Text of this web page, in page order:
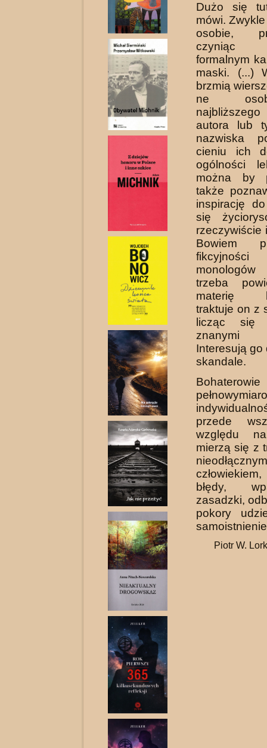
Dużo się
mówi.
osobie,
czyniąc
formalnym
maski. (...)
brzmią
ne
autora lub
nazwiska
cie­niu ich
ogólności
można by
także
inspirację
się
rzeczywiście
Bowiem
fikcyjności
trzeba
materię
traktuje on z
licząc się
znanymi
Interesują go
skandale.
przede
względu
mierzą się z
błędy,
zasadzki,
pokory
Piotr W.